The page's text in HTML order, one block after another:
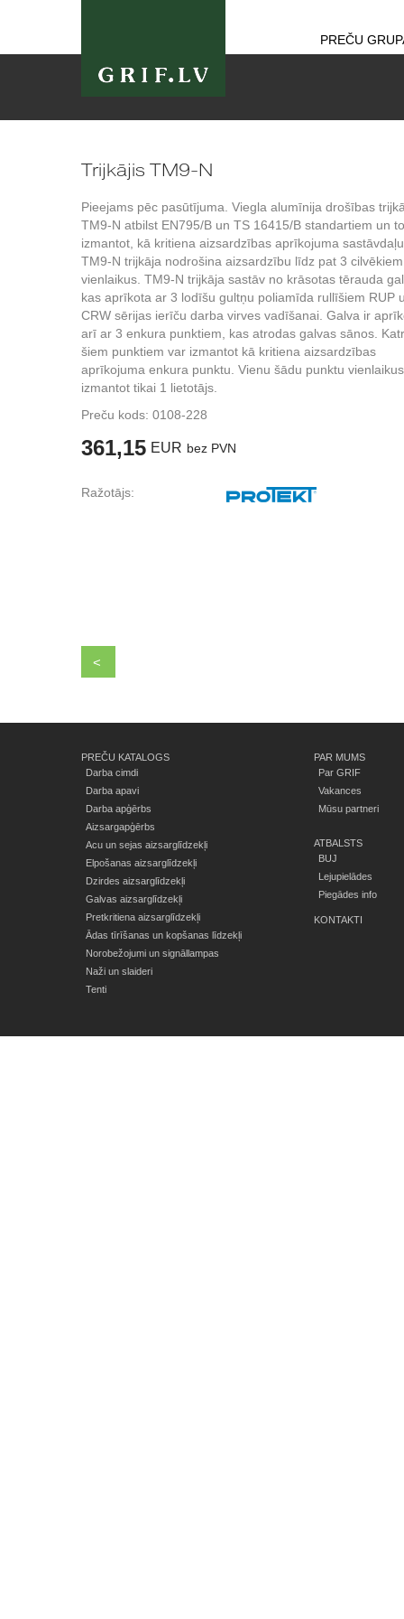
PREČU
Trijkājis TM9-N
Pieejams pēc pasūtījuma. Viegla alumīnija drošības
TM9-N atbilst EN795/B un TS 16415/B standartiem un
izmantot, kā kritiena aizsardzības aprīkojuma
TM9-N trijkāja nodrošina aizsardzību līdz pat 3 cilvēkiem
vienlaikus. TM9-N trijkāja sastāv no krāsotas tērauda
kas aprīkota ar 3 lodīšu gultņu poliamīda rullīšiem RUP
CRW sērijas ierīču darba virves vadīšanai. Galva ir
arī ar 3 enkura punktiem, kas atrodas galvas sānos.
šiem punktiem var izmantot kā kritiena aizsardzības
aprīkojuma enkura punktu. Vienu šādu punktu
izmantot tikai 1 lietotājs.
Preču kods: 0108-228
361,15 EUR bez PVN
Ražotājs:
<
PREČU KATALOGS
Darba cimdi
Darba apavi
Darba apģērbs
Aizsargapģērbs
Acu un sejas aizsarglīdzekļi
Elpošanas aizsarglīdzekļi
Dzirdes aizsarglīdzekļi
Galvas aizsarglīdzekļi
Pretkritiena aizsarglīdzekļi
Ādas tīrīšanas un kopšanas līdzekļi
Norobežojumi un signāllampas
Naži un slaideri
Tenti
PAR MUMS
Par GRIF
Vakances
Mūsu partneri
ATBALSTS
BUJ
Lejupielādes
Piegādes info
KONTAKTI